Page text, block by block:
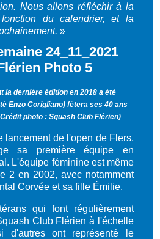
Nous allons réfléchir à la
du calendrier, et la
»
la dernière édition en 2018 a été
Enzo Corigliano) fêtera ses 40 ans
photo : Squash Club Flérien)
lancement de l'open de Flers,
sa première équipe en
L'équipe féminine est même
2 en 2002, avec notamment
Corvée et sa fille Émilie.
qui font régulièrement
Club Flérien à l'échelle
d'autres ont représenté le